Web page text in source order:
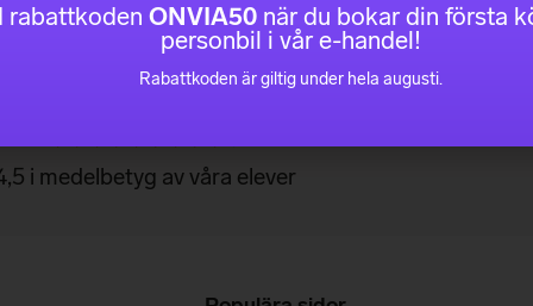
trafikskola med många
☆☆☆☆☆
i medelbetyg av våra elever
rabattkoden ONVIA50 när du bokar din första
personbil i vår e-handel!
Rabattkoden är giltig under hela augusti.